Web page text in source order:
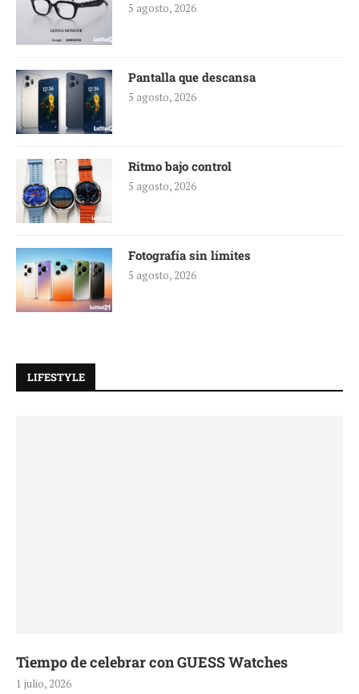
5 agosto, 2026
Pantalla que descansa
5 agosto, 2026
Ritmo bajo control
5 agosto, 2026
Fotografía sin límites
5 agosto, 2026
LIFESTYLE
Tiempo de celebrar con GUESS Watches
1 julio, 2026